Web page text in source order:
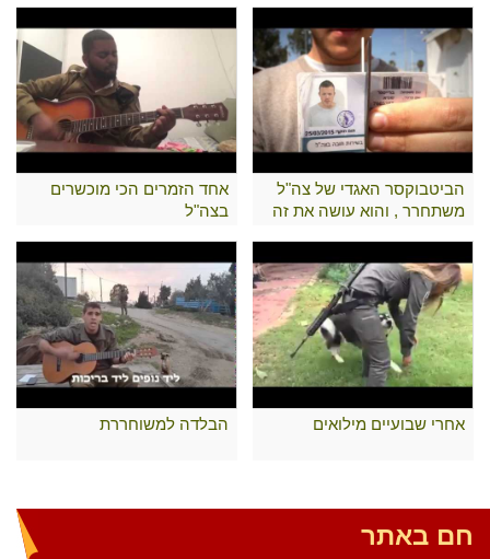
הביטבוקסר האגדי של צה"ל
משתחרר , והוא עושה את זה
אחד הזמרים הכי מוכשרים
בצה"ל
אחרי שבועיים מילואים הבלדה למשוחררת
חם באתר